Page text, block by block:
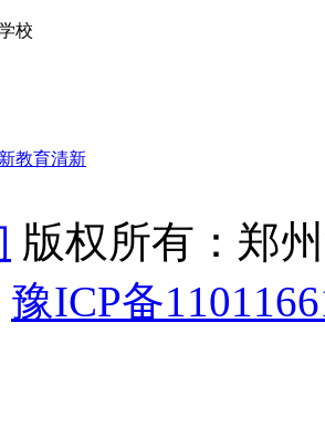
教育清新
版权所有：郑
豫ICP备